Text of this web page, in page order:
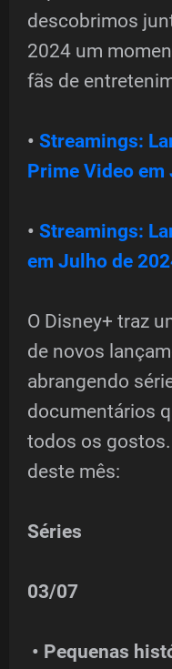
descobrimos
2024 um
fãs de
• Streamings:
Prime Video
• Streamings:
em Julho de
O Disney+ traz
de novos
abrangendo
documentários
todos os
deste mês:
Séries
03/07
• Pequenas